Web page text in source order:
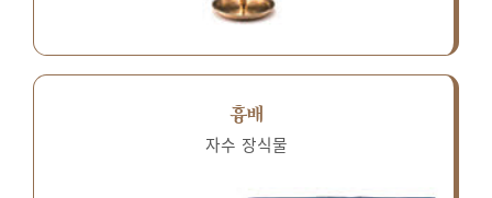
흉배
자수 장식물